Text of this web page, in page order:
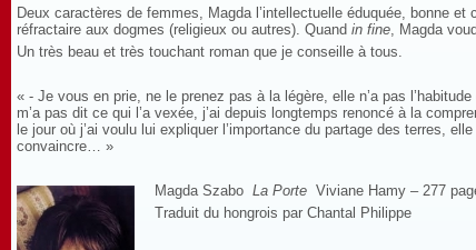
Deux caractères de femmes, Magda l’intellectuelle éduquée, bonne
réfractaire aux dogmes (religieux ou autres). Quand in fine, Magda
Un très beau et très touchant roman que je conseille à tous.
« - Je vous en prie, ne le prenez pas à la légère, elle n’a pas
m’a pas dit ce qui l’a vexée, j’ai depuis longtemps renoncé à la
le jour où j’ai voulu lui expliquer l’importance du partage des terres,
convaincre… »
Magda SzaboLa Porte Viviane Hamy – 277
Traduit du hongrois par Chantal Philippe